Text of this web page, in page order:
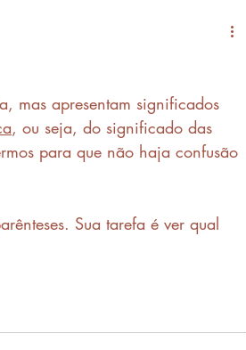
mas apresentam significados
, ou seja, do significado das
para que não haja confusão
Sua tarefa é ver qual